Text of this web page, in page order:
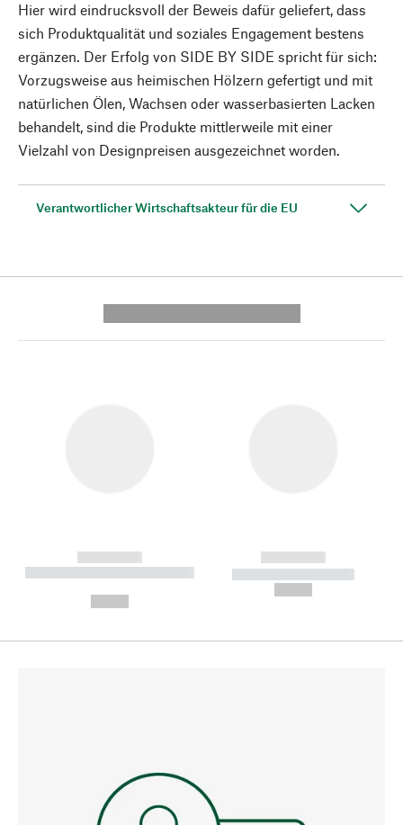
Hier wird eindrucksvoll der Beweis dafür geliefert, dass
sich Produktqualität und soziales Engagement bestens
ergänzen. Der Erfolg von SIDE BY SIDE spricht für sich:
Vorzugsweise aus heimischen Hölzern gefertigt und mit
natürlichen Ölen, Wachsen oder wasserbasierten Lacken
behandelt, sind die Produkte mittlerweile mit einer
Vielzahl von Designpreisen ausgezeichnet worden.
Verantwortlicher Wirtschaftsakteur für die EU
------------
----------- ----------- --------
------------
----------- -----------